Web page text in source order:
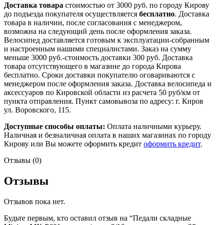
Доставка товара стоимостью от 3000 руб. по городу Кирову
до подъезда покупателя осуществляется бесплатно. Доставка
товара в наличии, после согласования с менеджером,
возможна на следующий день после оформления заказа.
Велосипед доставляется готовым к эксплуатации-собранным
и настроенным нашими специалистами. Заказ на сумму
меньше 3000 руб.-стоимость доставки 300 руб. Доставка
товара отсутствующего в магазине до города Кирова
бесплатно. Сроки доставки покупателю оговариваются с
менеджером после оформления заказа. Доставка велосипеда и
аксессуаров по Кировской области из расчета 50 руб/км от
пункта отправления. Пункт самовывоза по адресу: г. Киров
ул. Воровского, 115.
Доступные способы оплаты: Оплата наличными курьеру.
Наличная и безналичная оплата в наших магазинах по городу
Кирову или Вы можете оформить кредит оформить кредит.
Отзывы (0)
Отзывы
Отзывов пока нет.
Будьте первым, кто оставил отзыв на “Педали складные